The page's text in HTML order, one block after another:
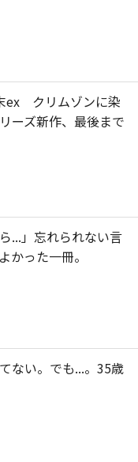
ex クリムゾンに染
ーズ新作、最後まで
...」忘れられない言
かった一冊。
ない。でも...。35歳